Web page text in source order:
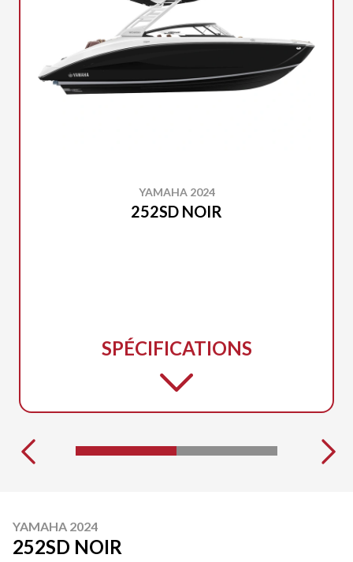
YAMAHA 2024
252SD NOIR
SPÉCIFICATIONS
YAMAHA 2024
252SD NOIR